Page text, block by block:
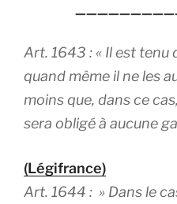
Art. 1643 : « Il est tenu
quand même il ne les
moins que, dans ce
sera obligé à aucune
(Légifrance)
Art. 1644 : » Dans le